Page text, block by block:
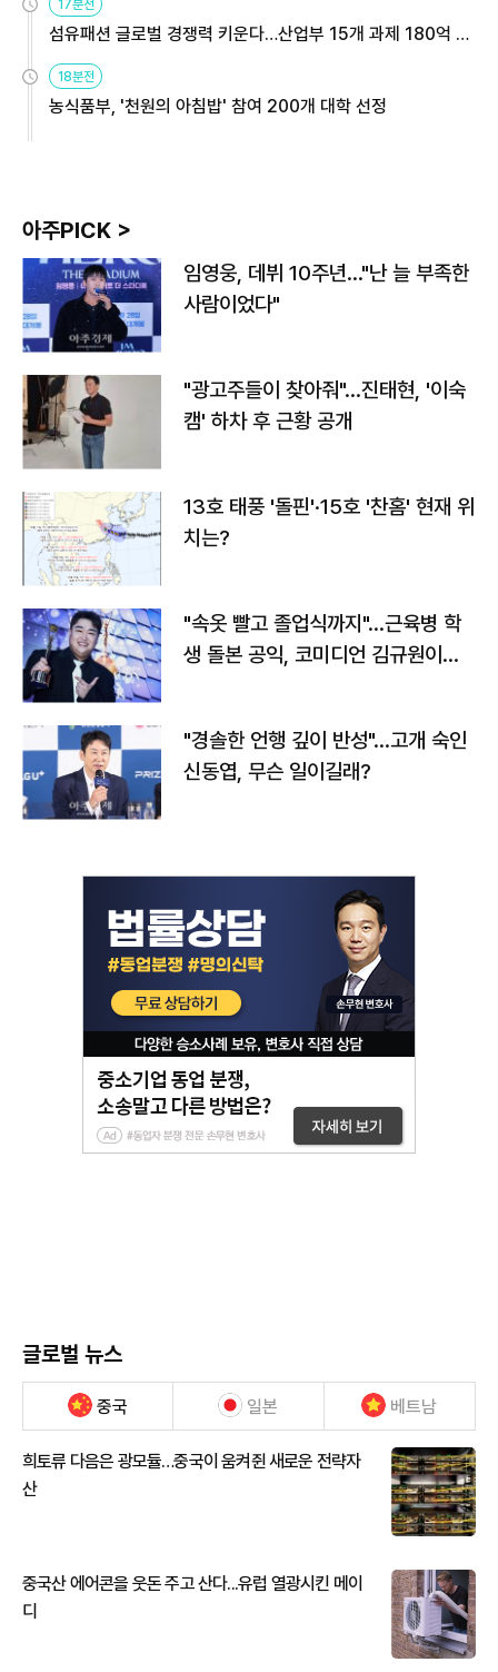
17분전
섬유패션 글로벌 경쟁력 키운다…산업부 15개 과제 180억 지
18분전
농식품부, '천원의 아침밥' 참여 200개 대학 선정
아주PICK >
임영웅, 데뷔 10주년…"난 늘 부족한
사람이었다"
"광고주들이 찾아줘"…진태현, '이숙
캠' 하차 후 근황 공개
13호 태풍 '돌핀'·15호 '찬홈' 현재 위
치는?
"속옷 빨고 졸업식까지"…근육병 학
생 돌본 공익, 코미디언 김규원이었
"경솔한 언행 깊이 반성"…고개 숙인
신동엽, 무슨 일이길래?
글로벌 뉴스
중국 일본 베트남
희토류 다음은 광모듈…중국이 움켜쥔 새로운 전략자
산
중국산 에어콘을 웃돈 주고 산다...유럽 열광시킨 메이
디